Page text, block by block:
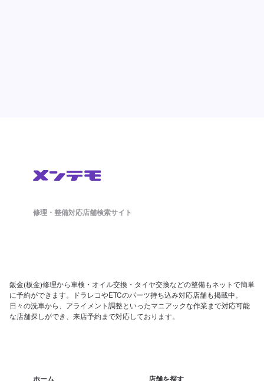
修理・整備対応店舗検索サイト
鈑金(板金)修理から車検・オイル交換・タイヤ交換などの整備もネットで簡単
に予約ができます。ドラレコやETCのパーツ持ち込み対応店舗も掲載中。
日々の洗車から、アライメント調整といったマニアックな作業まで対応可能
な店舗探しができ、来店予約まで対応しております。
ホーム 店舗を探す